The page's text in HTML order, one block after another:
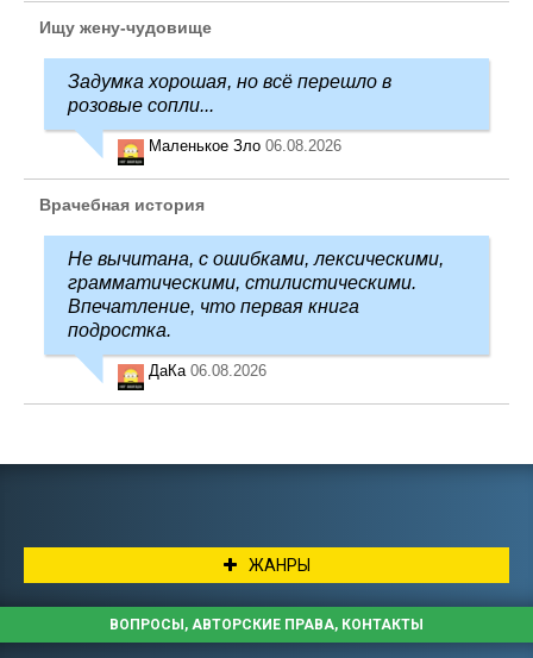
Ищу жену-чудовище
Задумка хорошая, но всё перешло в
розовые сопли...
Маленькое Зло 06.08.2026
Врачебная история
Не вычитана, с ошибками, лексическими,
грамматическими, стилистическими.
Впечатление, что первая книга
подростка.
ДаКа 06.08.2026
ЖАНРЫ
ВОПРОСЫ, АВТОРСКИЕ ПРАВА, КОНТАКТЫ